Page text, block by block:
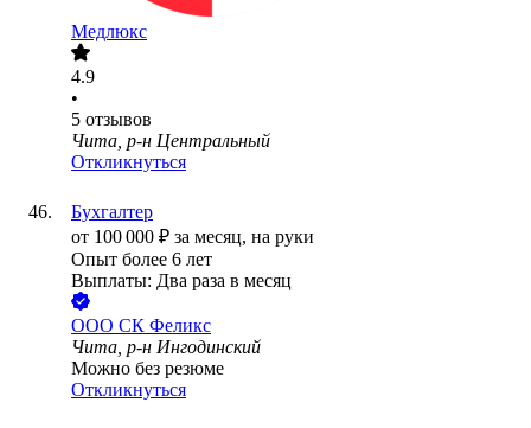
Медлюкс
4.9
•
5 отзывов
Чита, р-н Центральный
Откликнуться
Бухгалтер
от 100 000 ₽ за месяц, на руки
Опыт более 6 лет
Выплаты: Два раза в месяц
ООО СК Феликс
Чита, р-н Ингодинский
Можно без резюме
Откликнуться